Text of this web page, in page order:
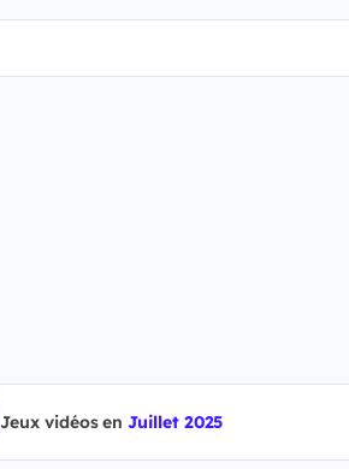
Jeux vidéos enJuillet 2025